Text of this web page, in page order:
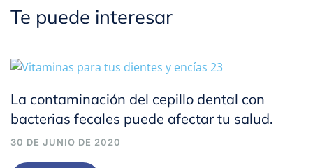
Te puede interesar
La contaminación del cepillo dental con
bacterias fecales puede afectar tu salud.
30 DE JUNIO DE 2020